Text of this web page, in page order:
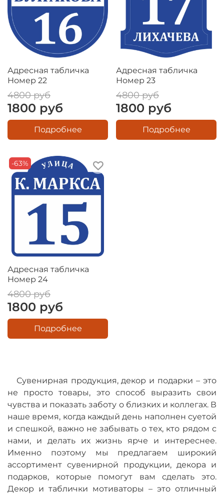
Адресная табличка
Номер 22
4800 руб
1800 руб
Подробнее
Адресная табличка
Номер 23
4800 руб
1800 руб
Подробнее
-63%
Адресная табличка
Номер 24
4800 руб
1800 руб
Подробнее
Сувенирная продукция, декор и подарки – это
не просто товары, это способ выразить свои
чувства и показать заботу о близких и коллегах. В
наше время, когда каждый день наполнен суетой
и спешкой, важно не забывать о тех, кто рядом с
нами, и делать их жизнь ярче и интереснее.
Именно поэтому мы предлагаем широкий
ассортимент сувенирной продукции, декора и
подарков, которые помогут вам сделать это.
Декор и таблички мотиваторы – это отличный